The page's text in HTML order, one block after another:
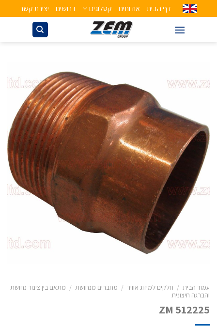
דף הבית אודותינו קטלוגים דרושים יצירת קשר
עמוד הבית / חלקים למיזוג אוויר / מחברים מנחושת / מתאם בין צינור נחושת
והברגה חיצונית
ZM 512225